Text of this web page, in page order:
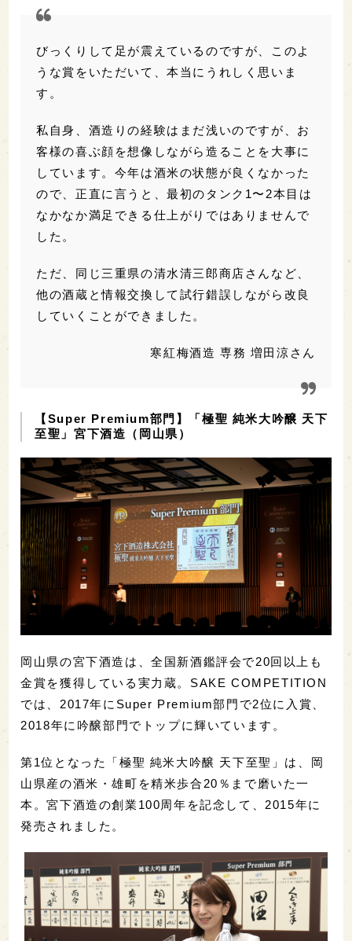
びっくりして足が震えているのですが、このよ
うな賞をいただいて、本当にうれしく思いま
す。
私自身、酒造りの経験はまだ浅いのですが、お
客様の喜ぶ顔を想像しながら造ることを大事に
しています。今年は酒米の状態が良くなかった
ので、正直に言うと、最初のタンク1〜2本目は
なかなか満足できる仕上がりではありませんで
した。
ただ、同じ三重県の清水清三郎商店さんなど、
他の酒蔵と情報交換して試行錯誤しながら改良
していくことができました。
寒紅梅酒造 専務 増田涼さん
【Super Premium部門】「極聖 純米大吟醸 天下
至聖」宮下酒造（岡山県）
岡山県の宮下酒造は、全国新酒鑑評会で20回以上も
金賞を獲得している実力蔵。SAKE COMPETITION
では、2017年にSuper Premium部門で2位に入賞、
2018年に吟醸部門でトップに輝いています。
第1位となった「極聖 純米大吟醸 天下至聖」は、岡
山県産の酒米・雄町を精米歩合20％まで磨いた一
本。宮下酒造の創業100周年を記念して、2015年に
発売されました。